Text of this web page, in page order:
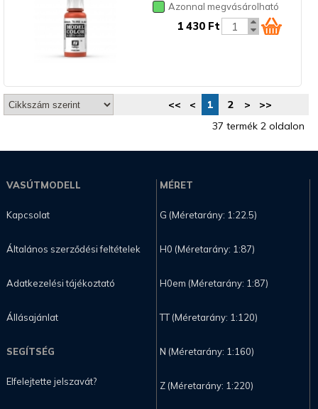
Azonnal megvásárolható
1 430 Ft
<< < 1 2 >
>>
37 termék 2 oldalon
VASÚTMODELL
Kapcsolat
Általános szerződési feltételek
Adatkezelési tájékoztató
Állásajánlat
SEGÍTSÉG
Elfelejtette jelszavát?
MÉRET
G (Méretarány: 1:22.5)
H0 (Méretarány: 1:87)
H0em (Méretarány: 1:87)
TT (Méretarány: 1:120)
N (Méretarány: 1:160)
Z (Méretarány: 1:220)